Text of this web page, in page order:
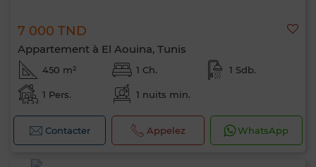
7 000 TND
Appartement à El Aouina, Tunis
450 m² 1 Ch. 1 Sdb.
1 Pers. 1 nuits min.
Contacter Appelez WhatsApp